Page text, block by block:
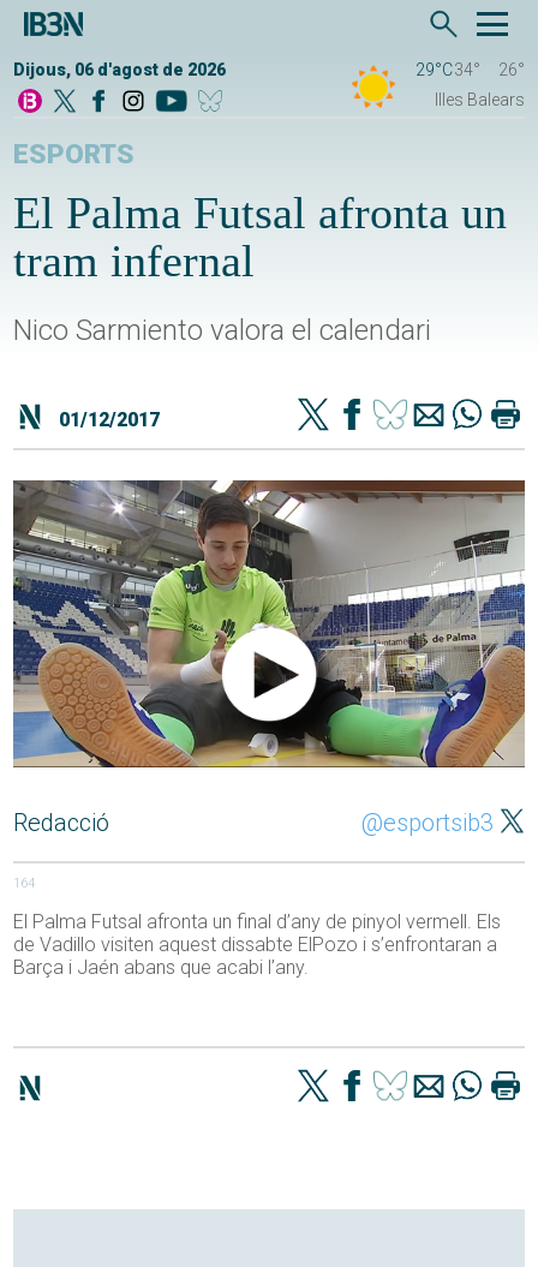
Dijous, 06 d'agost de 2026 29°C34°
26°
Illes Balears
ESPORTS
El Palma Futsal afronta un
tram infernal
Nico Sarmiento valora el calendari
01/12/2017
Redacció @esportsib3
164
El Palma Futsal afronta un final d’any de pinyol vermell. Els
de Vadillo visiten aquest dissabte ElPozo i s’enfrontaran a
Barça i Jaén abans que acabi l’any.